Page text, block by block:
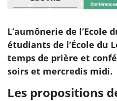
L’aumônerie de l’Ecole
étudiants de l’École du
temps de prière et
soirs et mercredis midi.
Les propositions